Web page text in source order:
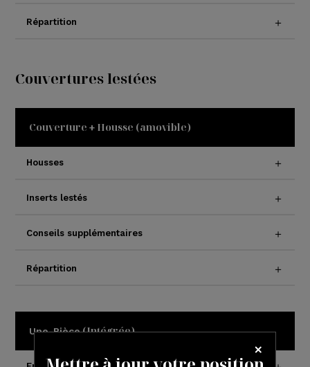
Répartition
Couvertures lestées
Couverture+ Housse (amovible)
Housses
Inserts lestés
Conseils supplémentaires
Répartition
Une-Pièce(Intégrée)